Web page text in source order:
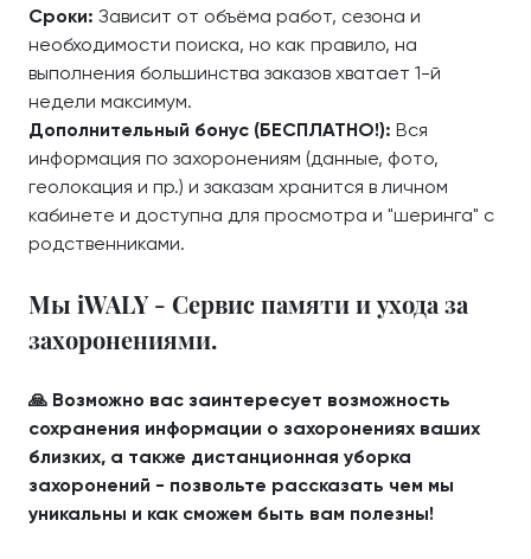
Сроки: Зависит от объёма работ, сезона и
необходимости поиска, но как правило, на
выполнения большинства заказов хватает 1-й
недели максимум.
Дополнительный бонус (БЕСПЛАТНО!): Вся
информация по захоронениям (данные, фото,
геолокация и пр.) и заказам хранится в личном
кабинете и доступна для просмотра и "шеринга" с
родственниками.
Мы iWALY - Сервис памяти и ухода за
захоронениями.
🙏 Возможно вас заинтересует возможность
сохранения информации о захоронениях ваших
близких, а также дистанционная уборка
захоронений - позвольте рассказать чем мы
уникальны и как сможем быть вам полезны!